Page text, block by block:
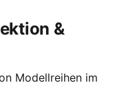
&
Modellreihen im